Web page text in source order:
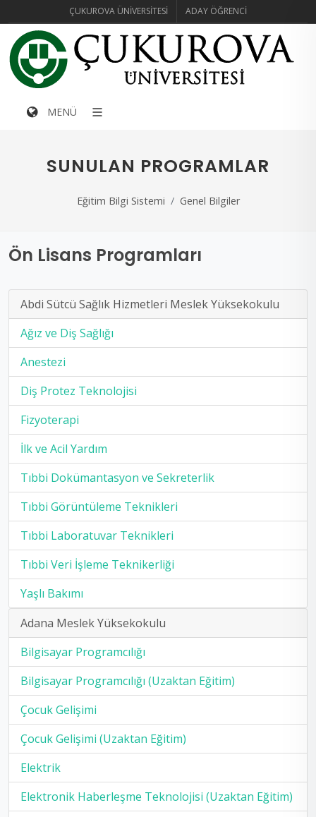
ÇUKUROVA ÜNIVERSITESI ADAY ÖĞRENCI
MENÜ
SUNULAN PROGRAMLAR
Eğitim Bilgi Sistemi Genel Bilgiler
Ön Lisans Programları
Abdi Sütcü Sağlık Hizmetleri Meslek Yüksekokulu
Ağız ve Diş Sağlığı
Anestezi
Diş Protez Teknolojisi
Fizyoterapi
İlk ve Acil Yardım
Tıbbi Dokümantasyon ve Sekreterlik
Tıbbi Görüntüleme Teknikleri
Tıbbi Laboratuvar Teknikleri
Tıbbi Veri İşleme Teknikerliği
Yaşlı Bakımı
Adana Meslek Yüksekokulu
Bilgisayar Programcılığı
Bilgisayar Programcılığı (Uzaktan Eğitim)
Çocuk Gelişimi
Çocuk Gelişimi (Uzaktan Eğitim)
Elektrik
Elektronik Haberleşme Teknolojisi (Uzaktan Eğitim)